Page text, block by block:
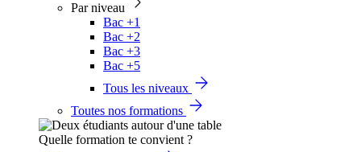
Par niveau
Bac +1
Bac +2
Bac +3
Bac +5
Tous les niveaux
Toutes nos formations
Quelle formation te convient ?